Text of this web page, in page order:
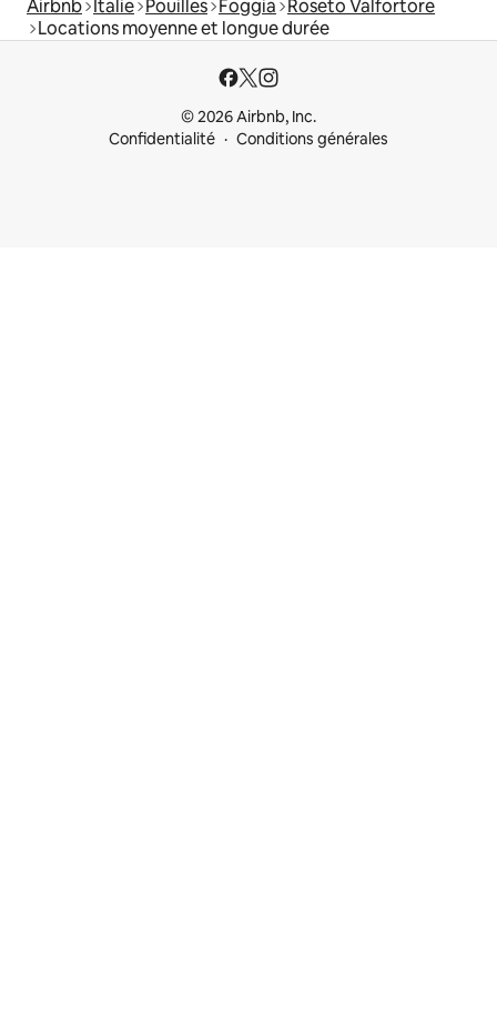
Airbnb Italie Pouilles Foggia Roseto Valfortore
Locations moyenne et longue durée
© 2026 Airbnb, Inc.
Confidentialité
Conditions générales